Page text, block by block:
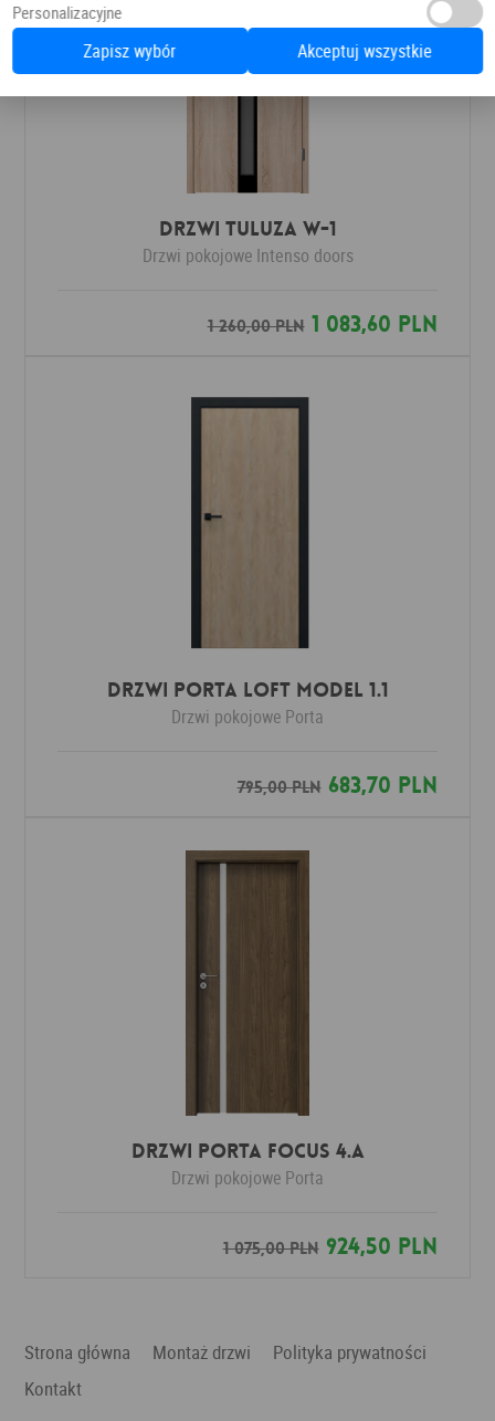
Drzwi Tuluza W-1
Drzwi pokojowe Intenso doors
1 260,00 PLN1 083,60 PLN
Drzwi Porta LOFT MODEL 1.1
Drzwi pokojowe Porta
795,00 PLN683,70 PLN
DRZWI PORTA FOCUS 4.A
Drzwi pokojowe Porta
1 075,00 PLN924,50 PLN
Strona główna Montaż drzwi
Polityka prywatności
Kontakt
Personalizacyjne
Zapisz wybór Akceptuj wszystkie